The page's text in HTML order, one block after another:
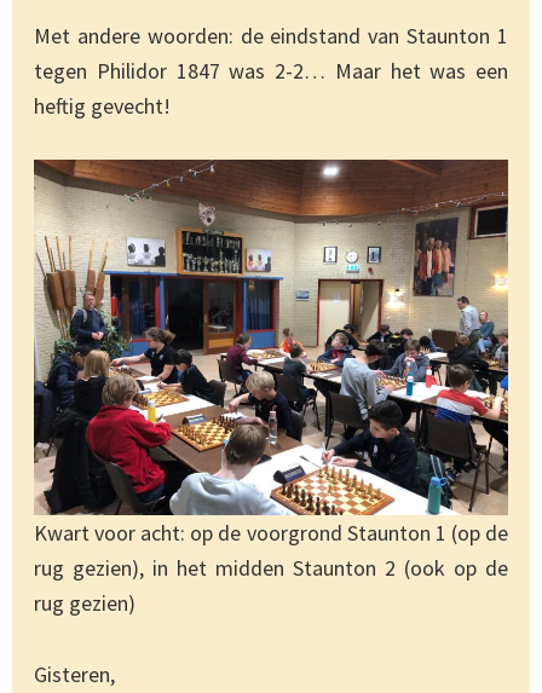
Met andere woorden: de eindstand van Staunton 1
tegen Philidor 1847 was 2-2… Maar het was een
heftig gevecht!
Kwart voor acht: op de voorgrond Staunton 1 (op de
rug gezien), in het midden Staunton 2 (ook op de
rug gezien)
Gisteren,